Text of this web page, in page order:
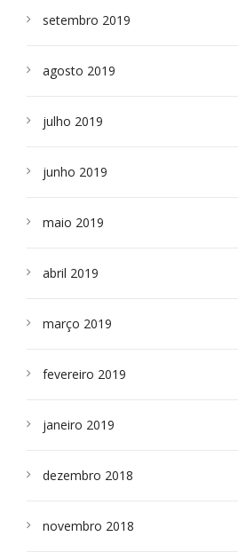
setembro 2019
agosto 2019
julho 2019
junho 2019
maio 2019
abril 2019
março 2019
fevereiro 2019
janeiro 2019
dezembro 2018
novembro 2018